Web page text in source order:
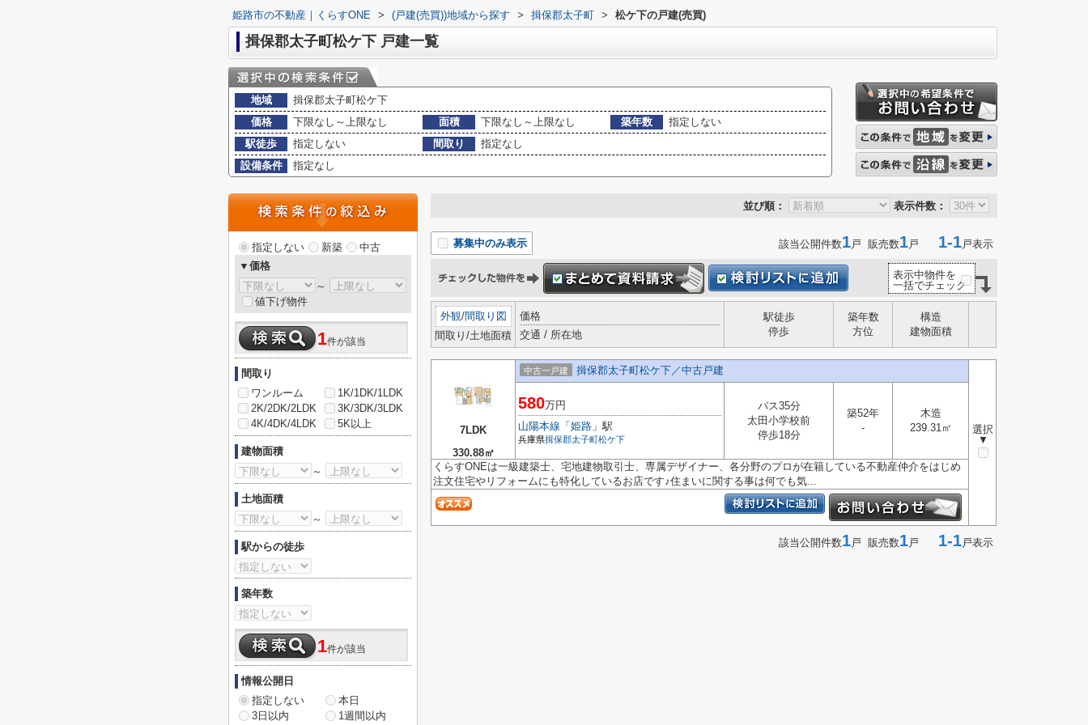
姫路市の不動産｜くらすONE > (戸建(売買))地域から探す > 揖保郡太子町 > 松ケ下の戸建(売買)
揖保郡太子町松ケ下 戸建一覧
地域
揖保郡太子町松ケ下
価格
下限なし～上限なし 面積 下限なし～上限なし 築年数
指定しない
駅徒歩
指定しない 間取り
指定なし
設備条件
指定なし
並び順： 表示件数：
募集中のみ表示 該当公開件数1戸 販売数1戸 1-1戸表示
表示中物件を
一括でチェック
外観/間取り図
間取り/土地面積
価格
交通 / 所在地
駅徒歩
停歩
築年数
方位
構造
建物面積
7LDK
330.88㎡
中古一戸建 揖保郡太子町松ケ下／中古戸建
選択
▼
580万円
山陽本線 「 姫路 」駅
兵庫県揖保郡太子町松ケ下
バス35分
太田小学校前
停歩18分
築52年
-
木造
239.31㎡
くらすONEは一級建築士、宅地建物取引士、専属デザイナー、各分野のプロが在籍している不動産仲介をはじめ
注文住宅やリフォームにも特化しているお店です♪住まいに関する事は何でも気...
該当公開件数1戸 販売数1戸 1-1戸表示
指定しない 新築
中古
▼価格
～
値下げ物件
1件が該当
間取り
ワンルーム
1K/1DK/1LDK
2K/2DK/2LDK
3K/3DK/3LDK
4K/4DK/4LDK
5K以上
建物面積
～
土地面積
～
駅からの徒歩
築年数
1件が該当
情報公開日
指定しない
本日
3日以内
1週間以内